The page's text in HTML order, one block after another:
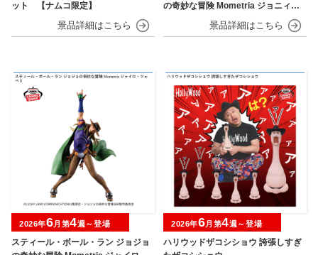
ット 【ナムコ限定】
の奇妙な冒険 Mometria ジョニィ・
ジョースター
スティール・ボール・ラン ジョジョ
2026年6月第4週～登場
ハリウッドザコシショウ 誇張しすぎ
2026年6月第4週～登場